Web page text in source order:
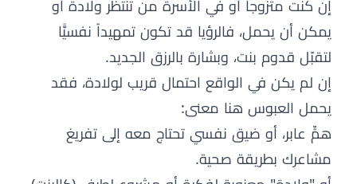
إن كنت متزوجاً أو في الأسرة من تنتظر ولادة أو
يمكن أن يحمل، فالرؤيا قد تكون تمهيداً نفسيًّا
لتقبّل قدوم بنت، وبشارة بالرزق الجديد.
إن لم يكن في الواقع احتمال قريب لولادة، فقد
يحمل العبوس هنا معنى:
همٍّ عابر، أو ضيق نفسي تحتاج معه إلى تفريغ
مشاعرك بطريقة صحية.